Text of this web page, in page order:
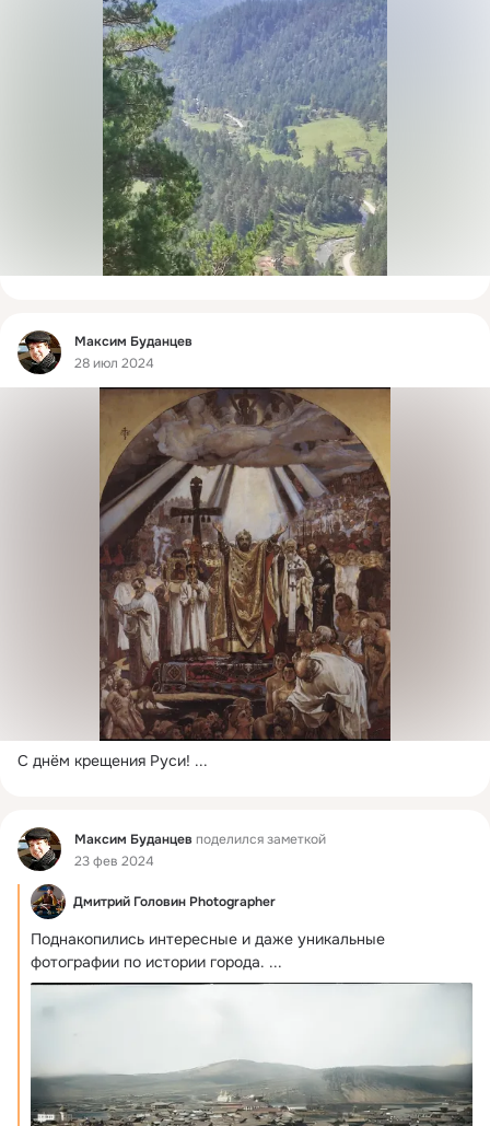
Фид
Максим Буданцев
28 июл 2024
С днём крещения Руси! ...
Фид Максим Буданцев поделился заметкой
23 фев 2024
Дмитрий Головин Photographer
Поднакопились интересные и даже уникальные
фотографии по истории города. ...